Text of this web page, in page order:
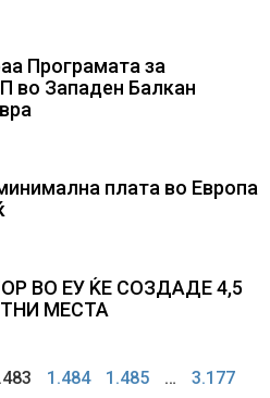
Програмата за
во Западен Балкан
плата во Европа
ВО ЕУ ЌЕ СОЗДАДЕ 4,5
МЕСТА
1.484 1.485 … 3.177